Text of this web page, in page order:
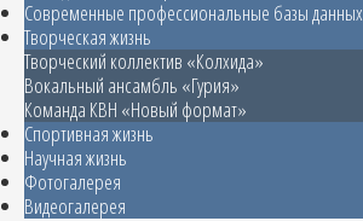
Современные профессиональные базы данных
Творческая жизнь
Творческий коллектив «Колхида»
Вокальный ансамбль «Гурия»
Команда КВН «Новый формат»
Спортивная жизнь
Научная жизнь
Фотогалерея
Видеогалерея